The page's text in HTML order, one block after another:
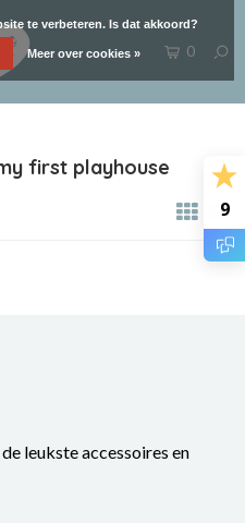
9
0
first playhouse
leukste accessoires en
te verbeteren. Is dat akkoord?
Meer over cookies »